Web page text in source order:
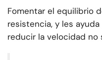
Fomentar el equilibrio
resistencia, y les
reducir la velocidad